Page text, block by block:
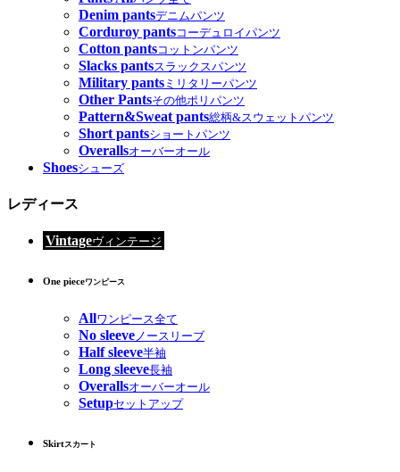
Denim pantsデニムパンツ
Corduroy pantsコーデュロイパンツ
Cotton pantsコットンパンツ
Slacks pantsスラックスパンツ
Military pants ミリタリーパンツ
Other Pantsその他ポリパンツ
Pattern&Sweat pants総柄&スウェットパンツ
Short pantsショートパンツ
Overallsオーバーオール
Shoesシューズ
レディース
Vintageヴィンテージ
One pieceワンピース
Allワンピース全て
No sleeveノースリーブ
Half sleeve半袖
Long sleeve長袖
Overallsオーバーオール
Setupセットアップ
Skirtスカート